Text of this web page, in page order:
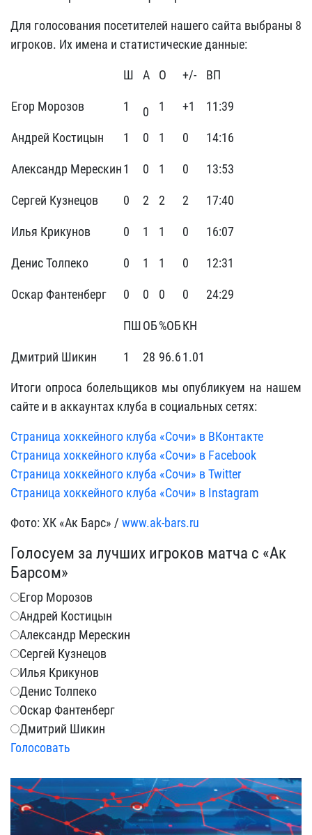
Для голосования посетителей нашего сайта выбраны 8
игроков. Их имена и статистические данные:
Ш А О +/- ВП
Егор Морозов 1 0 1 +1 11:39
Андрей Костицын 1 0 1 0 14:16
Александр Мерескин1 0 1 0 13:53
Сергей Кузнецов 0 2 2 2 17:40
Илья Крикунов 0 1 1 0 16:07
Денис Толпеко 0 1 1 0 12:31
Оскар Фантенберг 0 0 0 0 24:29
ПШОБ%ОБКН
Дмитрий Шикин 1 28 96.61.01
Итоги опроса болельщиков мы опубликуем на нашем
сайте и в аккаунтах клуба в социальных сетях:
Страница хоккейного клуба «Сочи» в ВКонтакте
Страница хоккейного клуба «Сочи» в Facebook
Страница хоккейного клуба «Сочи» в Twitter
Страница хоккейного клуба «Сочи» в Instagram
Фото: ХК «Ак Барс» / www.ak-bars.ru
Голосуем за лучших игроков матча с «Ак
Барсом»
Егор Морозов
Андрей Костицын
Александр Мерескин
Сергей Кузнецов
Илья Крикунов
Денис Толпеко
Оскар Фантенберг
Дмитрий Шикин
Голосовать